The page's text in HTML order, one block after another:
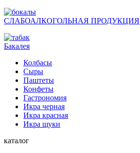
СЛАБОАЛКОГОЛЬНАЯ ПРОДУКЦИЯ
Бакалея
Колбасы
Сыры
Паштеты
Конфеты
Гастрономия
Икра черная
Икра красная
Икра щуки
каталог